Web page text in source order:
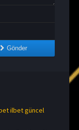
Gönder
ilbet güncel